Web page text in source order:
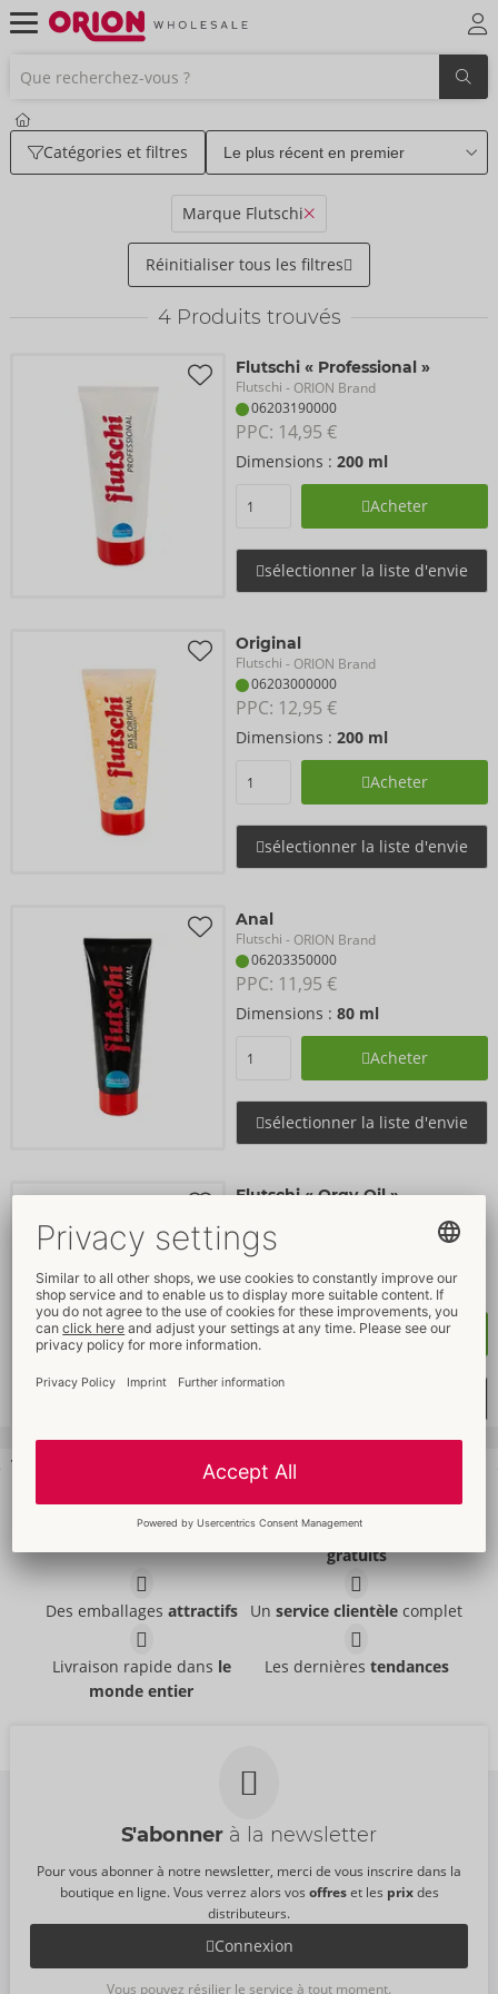
Catégories et filtres
Marque Flutschi
Réinitialiser tous les filtres
4Produits trouvés
Flutschi « Professional »
Flutschi - ORION Brand
06203190000
PPC: 14,95 €
Dimensions : 200 ml
Acheter
sélectionner la liste d'envie
Original
Flutschi - ORION Brand
06203000000
PPC: 12,95 €
Dimensions : 200 ml
Acheter
sélectionner la liste d'envie
Anal
Flutschi - ORION Brand
06203350000
PPC: 11,95 €
Dimensions : 80 ml
Acheter
sélectionner la liste d'envie
Flutschi « Orgy-Oil »
06207500000
PPC:
Dimensions :500 ml
Acheter
Vos avantages chez ORION Wholesale
abordables
Des outils publicitaires
gratuits
Des emballages attractifs Unservice clientèle complet
Livraison rapide dans le
monde entier
Les dernières tendances
S'abonner à la newsletter
Pour vous abonner à notre newsletter, merci de vous inscrire dans la
boutique en ligne. Vous verrez alors vos offreset les prixdes
distributeurs.
Connexion
Vous pouvez résilier le service à tout moment.